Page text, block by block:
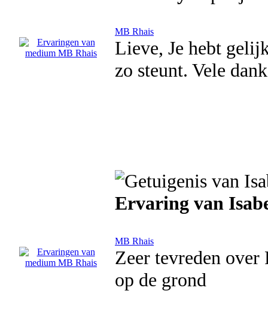
MB Rhais
Lieve, Je hebt
zo steunt. Vele
Ervaring van
MB Rhais
Zeer tevreden
op de grond